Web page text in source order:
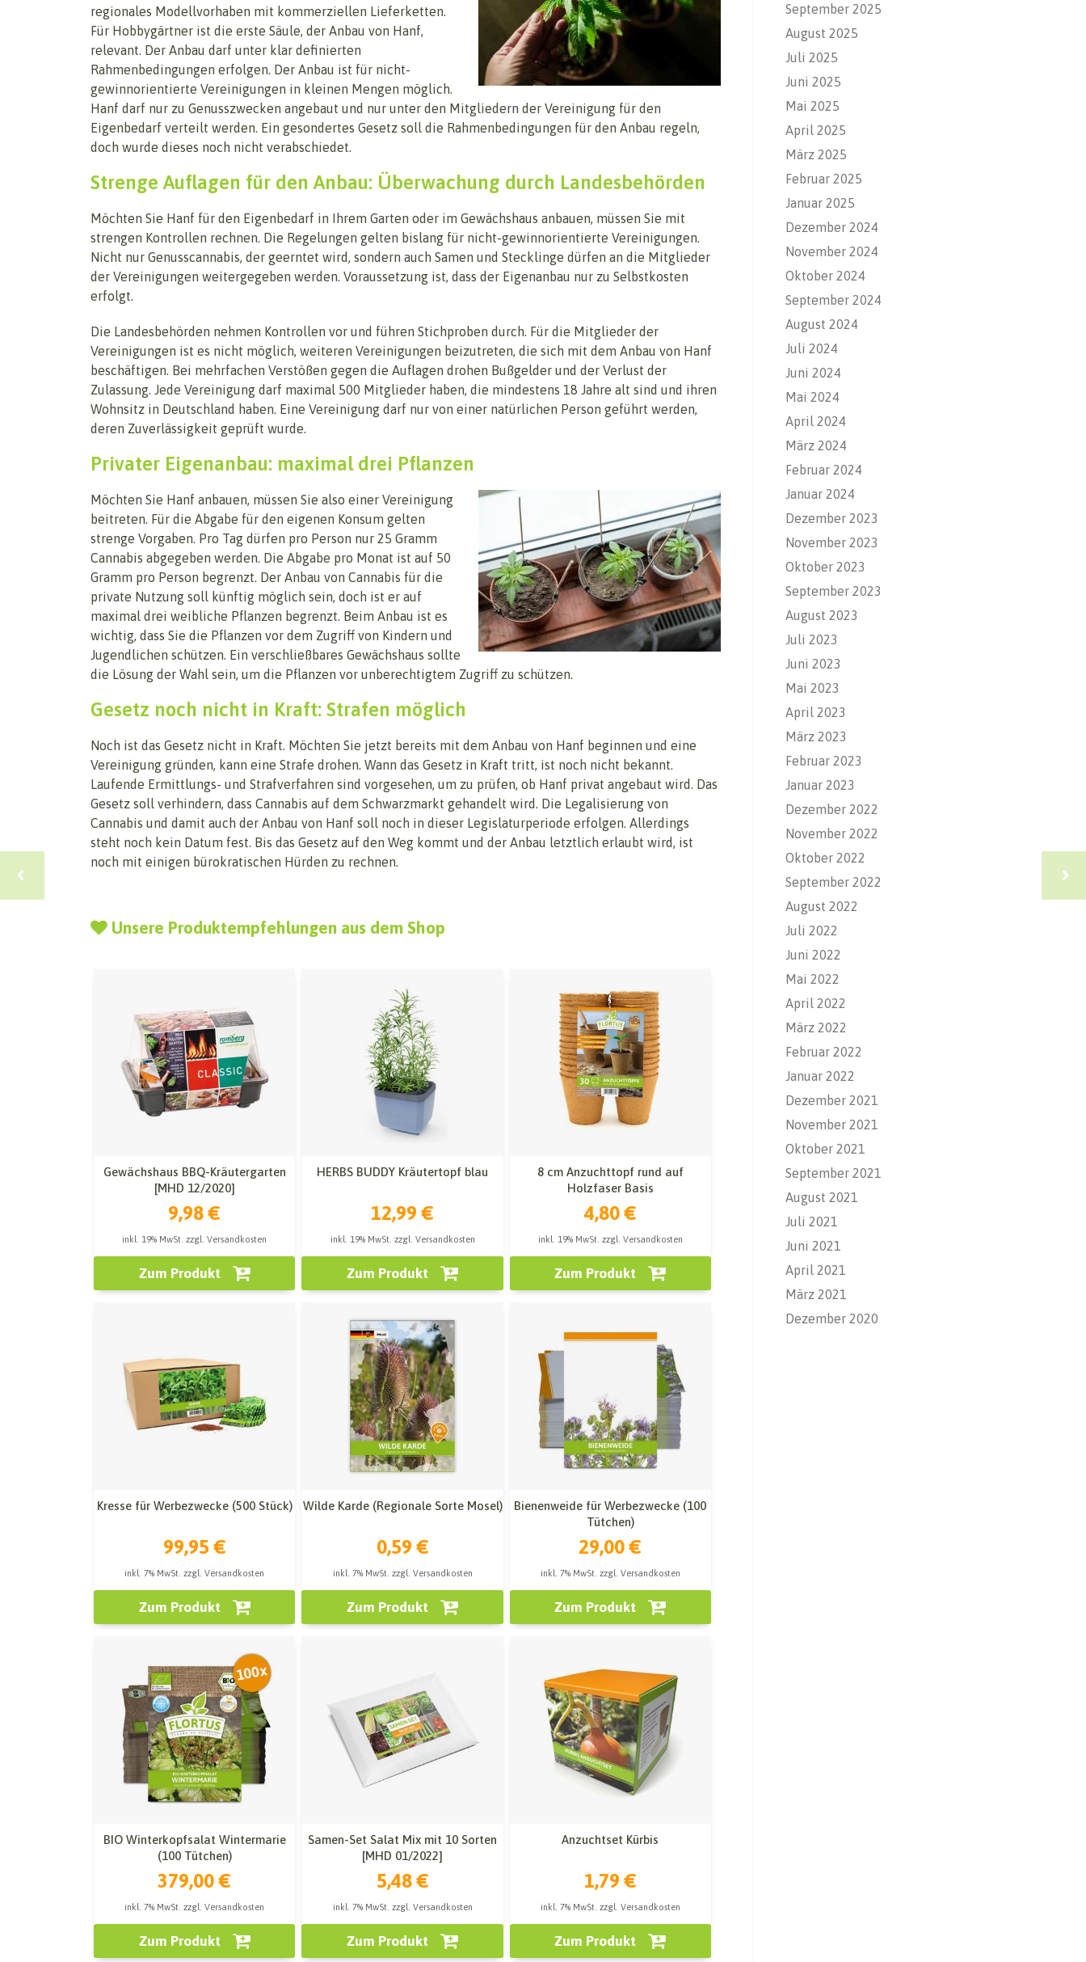
regionales Modellvorhaben mit kommerziellen Lieferketten.
Für Hobbygärtner ist die erste Säule, der Anbau von Hanf,
relevant. Der Anbau darf unter klar definierten
Rahmenbedingungen erfolgen. Der Anbau ist für nicht-
gewinnorientierte Vereinigungen in kleinen Mengen möglich.
Hanf darf nur zu Genusszwecken angebaut und nur unter den Mitgliedern der Vereinigung für den
Eigenbedarf verteilt werden. Ein gesondertes Gesetz soll die Rahmenbedingungen für den Anbau regeln,
doch wurde dieses noch nicht verabschiedet.
Strenge Auflagen für den Anbau: Überwachung durch Landesbehörden
Möchten Sie Hanf für den Eigenbedarf in Ihrem Garten oder im Gewächshaus anbauen, müssen Sie mit
strengen Kontrollen rechnen. Die Regelungen gelten bislang für nicht-gewinnorientierte Vereinigungen.
Nicht nur Genusscannabis, der geerntet wird, sondern auch Samen und Stecklinge dürfen an die Mitglieder
der Vereinigungen weitergegeben werden. Voraussetzung ist, dass der Eigenanbau nur zu Selbstkosten
erfolgt.
Die Landesbehörden nehmen Kontrollen vor und führen Stichproben durch. Für die Mitglieder der
Vereinigungen ist es nicht möglich, weiteren Vereinigungen beizutreten, die sich mit dem Anbau von Hanf
beschäftigen. Bei mehrfachen Verstößen gegen die Auflagen drohen Bußgelder und der Verlust der
Zulassung. Jede Vereinigung darf maximal 500 Mitglieder haben, die mindestens 18 Jahre alt sind und ihren
Wohnsitz in Deutschland haben. Eine Vereinigung darf nur von einer natürlichen Person geführt werden,
deren Zuverlässigkeit geprüft wurde.
Privater Eigenanbau: maximal drei Pflanzen
Möchten Sie Hanf anbauen, müssen Sie also einer Vereinigung
beitreten. Für die Abgabe für den eigenen Konsum gelten
strenge Vorgaben. Pro Tag dürfen pro Person nur 25 Gramm
Cannabis abgegeben werden. Die Abgabe pro Monat ist auf 50
Gramm pro Person begrenzt. Der Anbau von Cannabis für die
private Nutzung soll künftig möglich sein, doch ist er auf
maximal drei weibliche Pflanzen begrenzt. Beim Anbau ist es
wichtig, dass Sie die Pflanzen vor dem Zugriff von Kindern und
Jugendlichen schützen. Ein verschließbares Gewächshaus sollte
die Lösung der Wahl sein, um die Pflanzen vor unberechtigtem Zugriff zu schützen.
Gesetz noch nicht in Kraft: Strafen möglich
Noch ist das Gesetz nicht in Kraft. Möchten Sie jetzt bereits mit dem Anbau von Hanf beginnen und eine
Vereinigung gründen, kann eine Strafe drohen. Wann das Gesetz in Kraft tritt, ist noch nicht bekannt.
Laufende Ermittlungs- und Strafverfahren sind vorgesehen, um zu prüfen, ob Hanf privat angebaut wird. Das
Gesetz soll verhindern, dass Cannabis auf dem Schwarzmarkt gehandelt wird. Die Legalisierung von
Cannabis und damit auch der Anbau von Hanf soll noch in dieser Legislaturperiode erfolgen. Allerdings
steht noch kein Datum fest. Bis das Gesetz auf den Weg kommt und der Anbau letztlich erlaubt wird, ist
noch mit einigen bürokratischen Hürden zu rechnen.
Unsere Produktempfehlungen aus dem Shop
Gewächshaus BBQ-Kräutergarten
[MHD 12/2020]
9,98 €
inkl. 19% MwSt. zzgl. Versandkosten
Zum Produkt
HERBS BUDDY Kräutertopf blau
12,99 €
inkl. 19% MwSt. zzgl. Versandkosten
Zum Produkt
8 cm Anzuchttopf rund auf
Holzfaser Basis
4,80 €
inkl. 19% MwSt. zzgl. Versandkosten
Zum Produkt
Kresse für Werbezwecke (500 Stück)
99,95 €
inkl. 7% MwSt. zzgl. Versandkosten
Zum Produkt
Wilde Karde (Regionale Sorte Mosel)
0,59 €
inkl. 7% MwSt. zzgl. Versandkosten
Zum Produkt
Bienenweide für Werbezwecke (100
Tütchen)
29,00 €
inkl. 7% MwSt. zzgl. Versandkosten
Zum Produkt
BIO Winterkopfsalat Wintermarie
(100 Tütchen)
379,00 €
inkl. 7% MwSt. zzgl. Versandkosten
Zum Produkt
Samen-Set Salat Mix mit 10 Sorten
[MHD 01/2022]
5,48 €
inkl. 7% MwSt. zzgl. Versandkosten
Zum Produkt
Anzuchtset Kürbis
1,79 €
inkl. 7% MwSt. zzgl. Versandkosten
Zum Produkt
September 2025
August 2025
Juli 2025
Juni 2025
Mai 2025
April 2025
März 2025
Februar 2025
Januar 2025
Dezember 2024
November 2024
Oktober 2024
September 2024
August 2024
Juli 2024
Juni 2024
Mai 2024
April 2024
März 2024
Februar 2024
Januar 2024
Dezember 2023
November 2023
Oktober 2023
September 2023
August 2023
Juli 2023
Juni 2023
Mai 2023
April 2023
März 2023
Februar 2023
Januar 2023
Dezember 2022
November 2022
Oktober 2022
September 2022
August 2022
Juli 2022
Juni 2022
Mai 2022
April 2022
März 2022
Februar 2022
Januar 2022
Dezember 2021
November 2021
Oktober 2021
September 2021
August 2021
Juli 2021
Juni 2021
April 2021
März 2021
Dezember 2020